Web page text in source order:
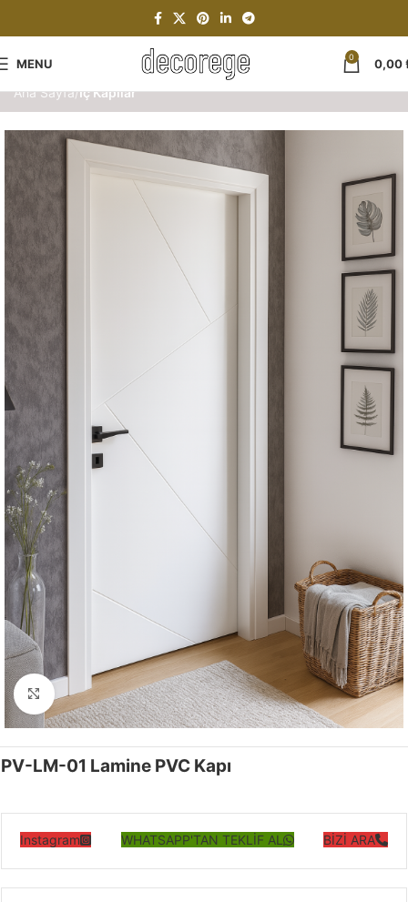
MENU 0 0,00
Ana Sayfa İç Kapılar
Click to enlarge
PV-LM-01 Lamine PVC Kapı
Instagram WHATSAPP'TAN TEKLİF AL BİZİ ARA